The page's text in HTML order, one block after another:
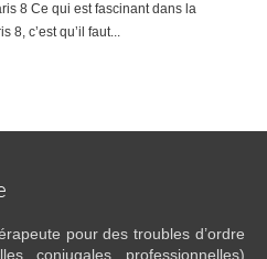
8 Ce qui est fascinant dans la
8, c’est qu’il faut...
pour des troubles d’ordre
conjugales, professionnelles)